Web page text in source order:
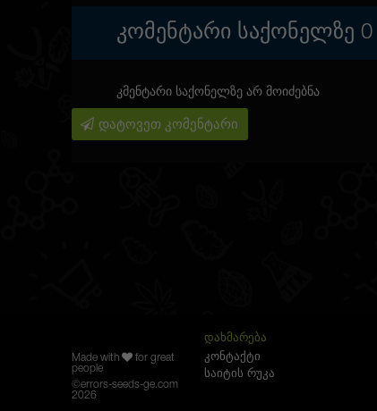
ᲙᲝᲛᲔᲜᲢᲐᲠᲘ ᲡᲐᲥᲝᲜᲔᲚᲖᲔ 0
კმენტარი საქონელზე არ მოიძებნა
დატოვეთ კომენტარი
Made with
for great
people
©errors-seeds-ge.com
2026
ᲓᲐᲮᲛᲐᲠᲔᲑᲐ
კონტაქტი
საიტის რუკა